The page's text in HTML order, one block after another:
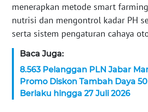
menerapkan metode smart
nutrisi dan mengontrol kadar PH
serta sistem pengaturan cahaya
Baca Juga:
8.563 Pelanggan PLN Jabar
Promo Diskon Tambah Daya
Berlaku hingga 27 Juli 2026
Wahana
News
Regional
SUMUT
WN